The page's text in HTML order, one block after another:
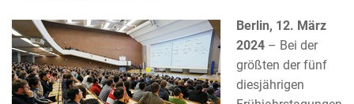
Berlin, 12. März
2024 – Bei der
größten der fünf
diesjährigen